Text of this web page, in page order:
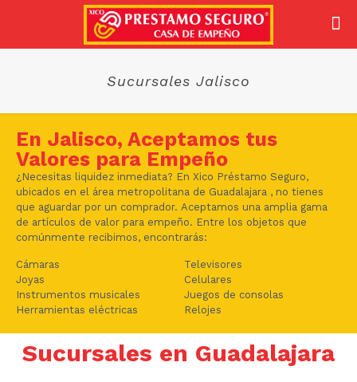
Sucursales Jalisco
En Jalisco, Aceptamos tus
Valores para Empeño
¿Necesitas liquidez inmediata? En Xico Préstamo Seguro,
ubicados en el área metropolitana de Guadalajara , no tienes
que aguardar por un comprador. Aceptamos una amplia gama
de artículos de valor para empeño. Entre los objetos que
comúnmente recibimos, encontrarás:
Cámaras
Joyas
Instrumentos musicales
Herramientas eléctricas
Televisores
Celulares
Juegos de consolas
Relojes
Sucursales en Guadalajara